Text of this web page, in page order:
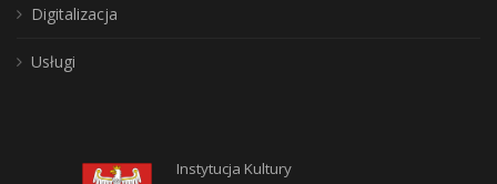
Digitalizacja
Usługi
Instytucja Kultury